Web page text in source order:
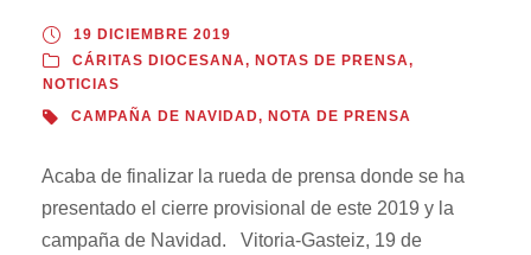
19 DICIEMBRE 2019
CÁRITAS DIOCESANA, NOTAS DE PRENSA,
NOTICIAS
CAMPAÑA DE NAVIDAD, NOTA DE PRENSA
Acaba de finalizar la rueda de prensa donde se ha
presentado el cierre provisional de este 2019 y la
campaña de Navidad. Vitoria-Gasteiz, 19 de